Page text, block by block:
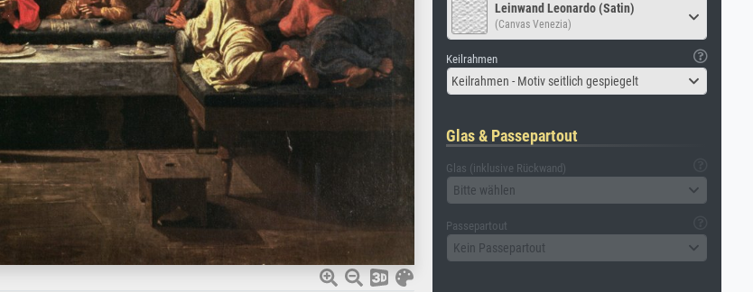
Leinwand Leonardo (Satin)
(Canvas Venezia)
Keilrahmen
Keilrahmen - Motiv seitlich gespiegelt
Glas & Passepartout
Glas (inklusive Rückwand)
Bitte wählen
Passepartout
Kein Passepartout